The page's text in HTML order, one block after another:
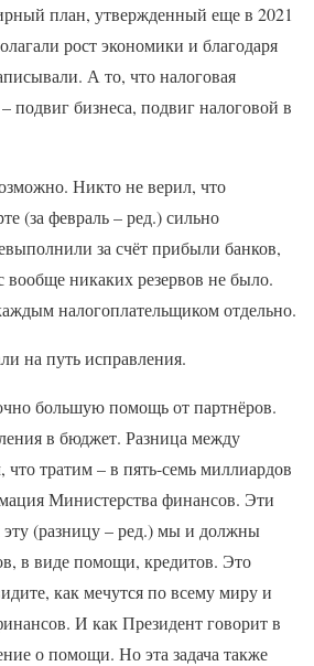
план, утвержденный еще в 2021
рост экономики и благодаря
А то, что налоговая
подвиг бизнеса, подвиг налоговой в
Никто не верил, что
(за февраль – ред.) сильно
за счёт прибыли банков,
вообще никаких резервов не было.
налогоплательщиком отдельно.
на путь исправления.
большую помощь от партнёров.
в бюджет. Разница между
тратим – в пять-семь миллиардов
Министерства финансов. Эти
(разницу – ред.) мы и должны
в виде помощи, кредитов. Это
как мечутся по всему миру и
И как Президент говорит в
о помощи. Но эта задача также